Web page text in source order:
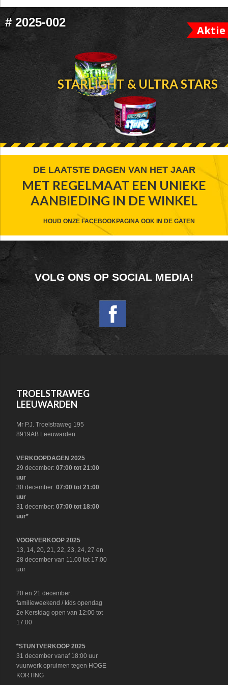
# 2025-002
Aktie
STARLIGHT & ULTRA STARS
FOOTER
WIDGET
HEADER
DE LAATSTE DAGEN VAN HET JAAR
MET REGELMAAT EEN UNIEKE
AANBIEDING IN DE WINKEL
HOUD ONZE FACEBOOKPAGINA OOK IN DE GATEN
FOOTER
WIDGET
HEADER
SOCIAL
VOLG ONS OP SOCIAL MEDIA!
TROELSTRAWEG
LEEUWARDEN
Mr P.J. Troelstraweg 195
8919AB Leeuwarden
VERKOOPDAGEN 2025
29 december:07:00 tot 21:00
uur
30 december:07:00 tot 21:00
uur
31 december:07:00 tot 18:00
uur*
VOORVERKOOP 2025
13, 14, 20, 21, 22, 23, 24, 27 en
28 december van 11.00 tot 17.00
uur
20 en 21 december:
familieweekend / kids opendag
2e Kerstdag open van 12:00 tot
17:00
*STUNTVERKOOP 2025
31 december vanaf 18:00 uur
vuurwerk opruimen tegen HOGE
KORTING